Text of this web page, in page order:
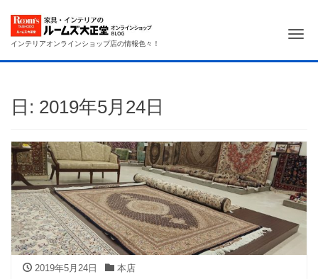
インテリアオンラインショップ店の情報色々！
日: 2019年5月24日
2019年5月24日 本店